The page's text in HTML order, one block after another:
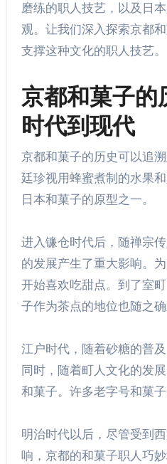
磨练的职人技艺，以及日
观。让我们深入探索京都
支撑这种文化的职人技艺。
京都和菓子的
时代到现代
京都和菓子的历史可以追
廷珍视用蜂蜜煮制的水果
日本和菓子的原型之一。
进入镰仓时代后，随禅宗
的发展产生了重大影响。
开始喜欢吃甜点。到了室
子作为茶点的地位也随之确
江户时代，随着砂糖的普
同时，随着町人文化的发
和菓子。许多老字号和菓子
明治时代以后，尽管受到
响，京都的和菓子职人巧